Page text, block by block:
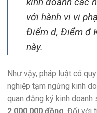
với hành vi vi
Điểm d, Điểm đ
này.
Như vậy, pháp luật có
nghiệp tạm ngừng kinh
quan đăng ký kinh